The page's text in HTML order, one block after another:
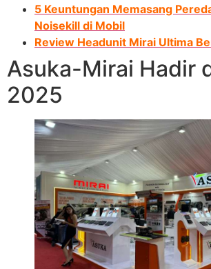
5 Keuntungan Memasang
Noisekill di Mobil
Review Headunit Mirai Ultima
Asuka-Mirai Hadir
2025